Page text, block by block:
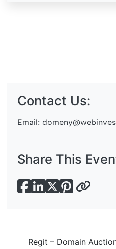
Contact Us:
Email:
Share This
Regit – Domain